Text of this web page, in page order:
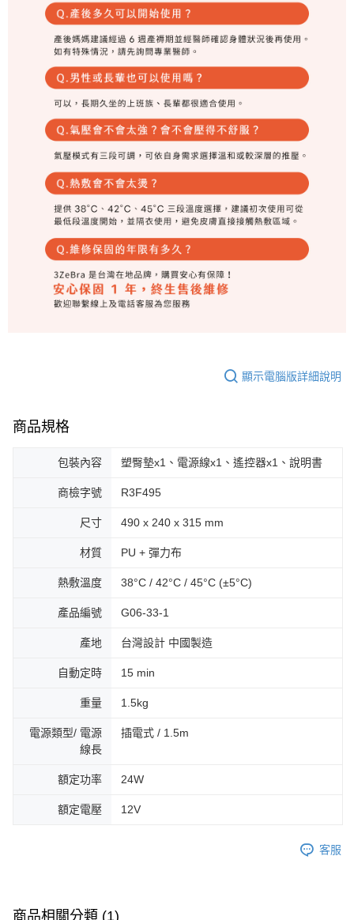
顯示電腦版詳細說明
商品規格
包裝內容 塑臀墊x1、電源線x1、遙控器x1、說明書
商檢字號 R3F495
尺寸 490 x 240 x 315 mm
材質 PU + 彈力布
熱敷溫度 38°C / 42°C / 45°C (±5°C)
產品編號 G06-33-1
產地 台灣設計 中國製造
自動定時 15 min
重量 1.5kg
電源類型/ 電源
線長
插電式 / 1.5m
額定功率 24W
額定電壓 12V
客服
商品相關分類 (1)